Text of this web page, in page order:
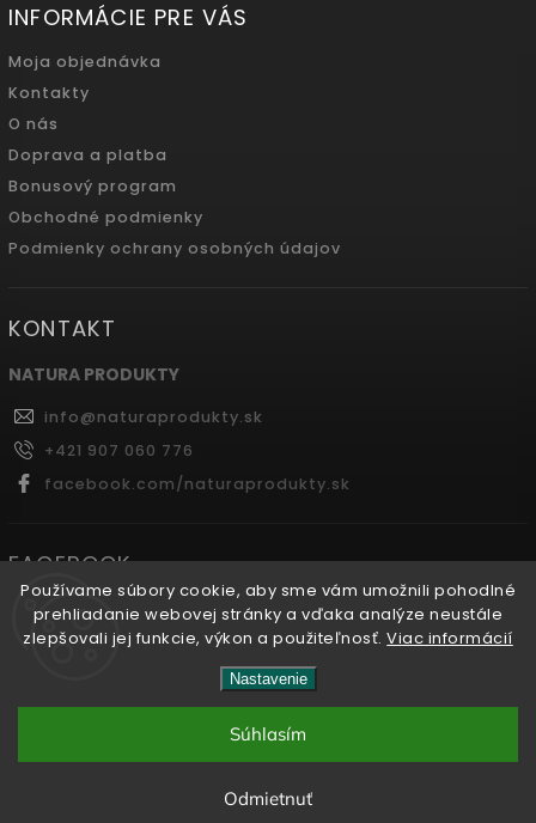
Používame súbory cookie, aby sme vám umožnili pohodlné
prehliadanie webovej stránky a vďaka analýze neustále
zlepšovali jej funkcie, výkon a použiteľnosť.Viac informácií
Nastavenie
Odmietnuť
Súhlasím
INFORMÁCIE PRE VÁS
Moja objednávka
Kontakty
O nás
Doprava a platba
Bonusový program
Obchodné podmienky
Podmienky ochrany osobných údajov
KONTAKT
NATURA PRODUKTY
info@naturaprodukty.sk
+421 907 060 776
facebook.com/naturaprodukty.sk
FACEBOOK
Naturaprodukty.sk
vyhradené.
Shoptet| Design